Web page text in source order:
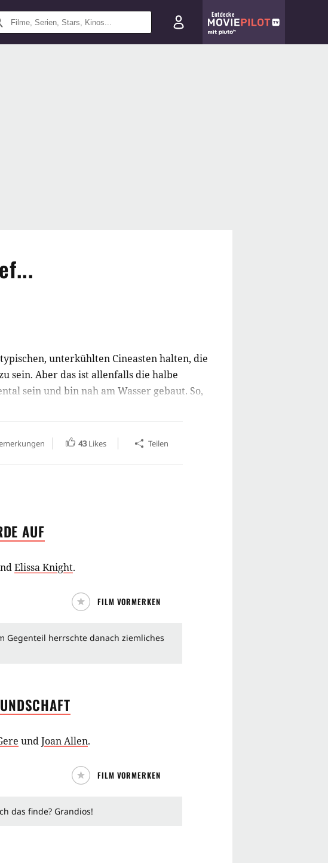
Entdecke
unterkühlten Cineasten halten, die
sein. Aber das ist allenfalls die halbe
sein und bin nah am Wasser gebaut. So,
zusammenzustellen, die mich so sehr berührt
43 Likes Teilen
AUF
Elissa Knight.
FILM VORMERKEN
Gegenteil herrschte danach ziemliches
undJoan Allen.
FILM VORMERKEN
das finde? Grandios!